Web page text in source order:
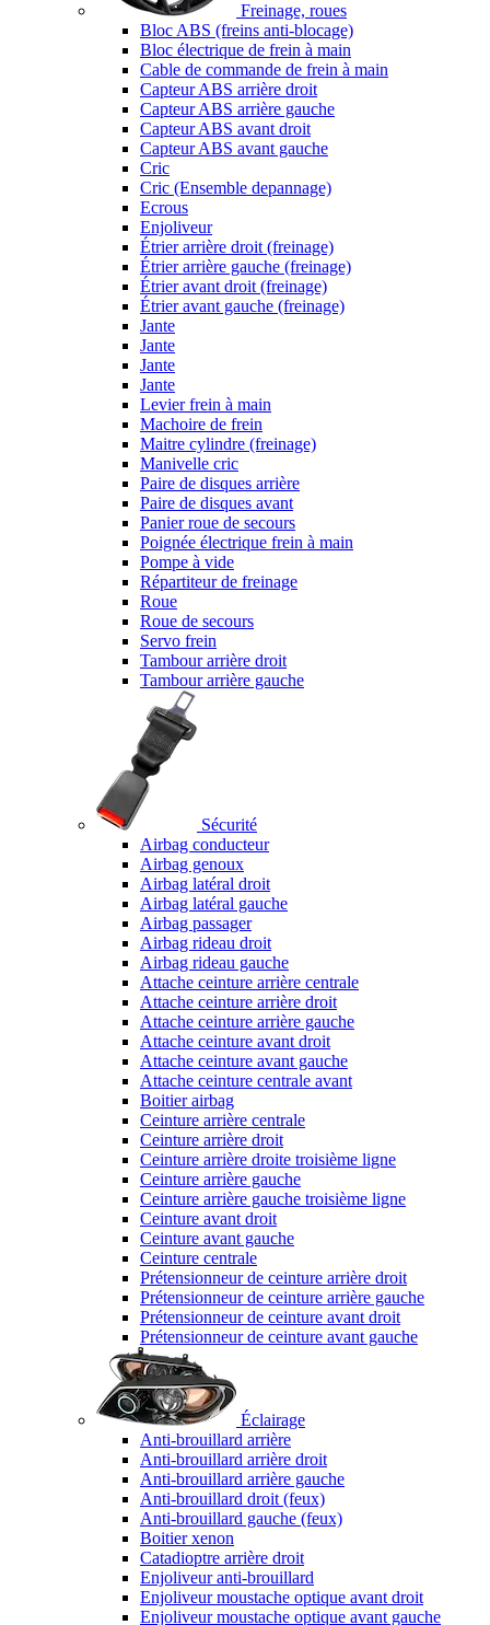
Freinage, roues
Bloc ABS (freins anti-blocage)
Bloc électrique de frein à main
Cable de commande de frein à main
Capteur ABS arrière droit
Capteur ABS arrière gauche
Capteur ABS avant droit
Capteur ABS avant gauche
Cric
Cric (Ensemble depannage)
Ecrous
Enjoliveur
Étrier arrière droit (freinage)
Étrier arrière gauche (freinage)
Étrier avant droit (freinage)
Étrier avant gauche (freinage)
Jante
Jante
Jante
Jante
Levier frein à main
Machoire de frein
Maitre cylindre (freinage)
Manivelle cric
Paire de disques arrière
Paire de disques avant
Panier roue de secours
Poignée électrique frein à main
Pompe à vide
Répartiteur de freinage
Roue
Roue de secours
Servo frein
Tambour arrière droit
Tambour arrière gauche
Sécurité
Airbag conducteur
Airbag genoux
Airbag latéral droit
Airbag latéral gauche
Airbag passager
Airbag rideau droit
Airbag rideau gauche
Attache ceinture arrière centrale
Attache ceinture arrière droit
Attache ceinture arrière gauche
Attache ceinture avant droit
Attache ceinture avant gauche
Attache ceinture centrale avant
Boitier airbag
Ceinture arrière centrale
Ceinture arrière droit
Ceinture arrière droite troisième ligne
Ceinture arrière gauche
Ceinture arrière gauche troisième ligne
Ceinture avant droit
Ceinture avant gauche
Ceinture centrale
Prétensionneur de ceinture arrière droit
Prétensionneur de ceinture arrière gauche
Prétensionneur de ceinture avant droit
Prétensionneur de ceinture avant gauche
Éclairage
Anti-brouillard arrière
Anti-brouillard arrière droit
Anti-brouillard arrière gauche
Anti-brouillard droit (feux)
Anti-brouillard gauche (feux)
Boitier xenon
Catadioptre arrière droit
Enjoliveur anti-brouillard
Enjoliveur moustache optique avant droit
Enjoliveur moustache optique avant gauche